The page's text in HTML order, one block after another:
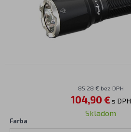
85,28 € bez DPH
104,90 €s DPH
Skladom
Farba